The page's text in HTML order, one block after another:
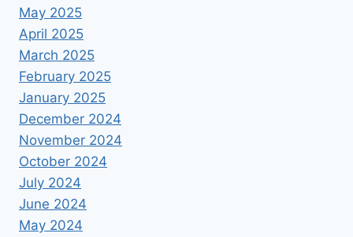
May 2025
April 2025
March 2025
February 2025
January 2025
December 2024
November 2024
October 2024
July 2024
June 2024
May 2024